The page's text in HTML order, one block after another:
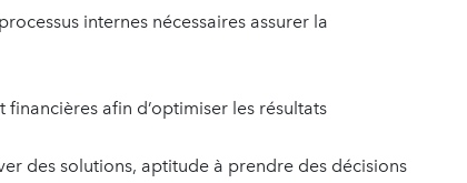
internes nécessaires assurer la
afin d’optimiser les résultats
des solutions, aptitude à prendre des décisions